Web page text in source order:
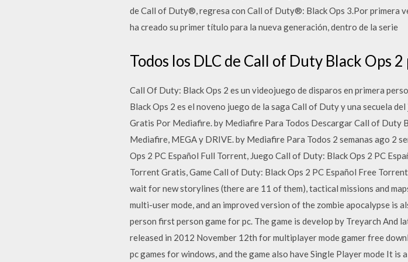
de Call of Duty®, regresa con Call of Duty®: Black Ops 3.Por primera
ha creado su primer título para la nueva generación, dentro de la serie
Todos los DLC de Call of Duty Black Ops
Call Of Duty: Black Ops 2 es un videojuego de disparos en primera
Black Ops 2 es el noveno juego de la saga Call of Duty y una secuela
Gratis Por Mediafire. by Mediafire Para Todos Descargar Call of Duty
Mediafire, MEGA y DRIVE. by Mediafire Para Todos 2 semanas ago 2
Ops 2 PC Español Full Torrent, Juego Call of Duty: Black Ops 2 PC
Torrent Gratis, Game Call of Duty: Black Ops 2 PC Español Free
wait for new storylines (there are 11 of them), tactical missions and
multi-user mode, and an improved version of the zombie apocalypse is
person first person game for pc. The game is develop by Treyarch
released in 2012 November 12th for multiplayer mode gamer free
pc games for windows, and the game also have Single Player mode It